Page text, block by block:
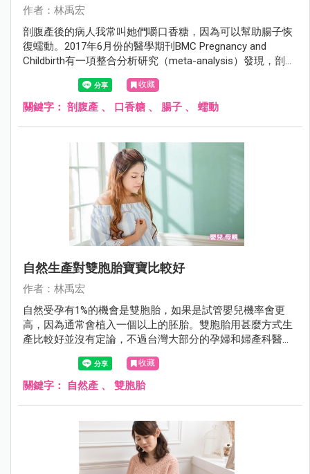
作者：林禹宏
剖腹產後的病人我常叫她們嚼口香糖，因為可以幫助腸子恢
復蠕動。2017年6月份的醫學期刊BMC Pregnancy and
Childbirth有一項整合分析研究（meta-analysis）發現，剖腹
產後嚼口香糖可以幫助腸子恢復蠕動。這項研究是分析以往
關於剖腹產後嚼口香糖的研究，總共涵蓋10個研究，1659位
受試者。結論是嚼口香糖的產婦腸子恢復蠕動的時間提早了
收藏
關鍵字： 剖腹產 、 口香糖 、 腸子 、 蠕動
自然生產對雙胞胎寶寶比較好
作者：林禹宏
自然受孕有1%的機會是雙胞胎，如果是試管嬰兒機率會更
高，因為通常會植入一個以上的胚胎。雙胞胎用甚麼方式生
產比較好並沒有定論，不過台灣大部分的孕婦和婦產科醫師
都認為剖腹產比較安全，所以大部份的雙胞胎孕婦會選擇剖
腹產。不過2017年6月的美國婦產科學會期刊（Obstetrics
and Gynecology）有一項研究發現，雙胞胎自然生產的併發
收藏
關鍵字： 自然產 、 雙胞胎